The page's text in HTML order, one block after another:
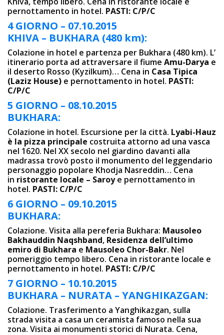
pernottamento in hotel. PASTI: C/P/C
4 GIORNO – 07.10.2015
KHIVA – BUKHARA (480 km):
Colazione in hotel e partenza per Bukhara (480 km). L’
itinerario porta ad attraversare il fiume Amu-Darya e
il deserto Rosso (Kyzilkum)… Cena in Casa Tipica
(Laziz House) e pernottamento in hotel. PASTI:
C/P/C
5 GIORNO – 08.10.2015
BUKHARA:
Colazione in hotel. Escursione per la città. Lyabi-Hauz
è la pizza principale costruita attorno ad una vasca
nel 1620. Nel XX secolo nel giardino davanti alla
madrassa trovò posto il monumento del leggendario
personaggio popolare Khodja Nasreddin… Cena
in ristorante locale – Saroye pernottamento in
hotel. PASTI: C/P/C
6 GIORNO – 09.10.2015
BUKHARA:
Colazione. Visita alla pereferia Bukhara: Mausoleo
Bakhauddin Naqshband, Residenza dell’ultimo
emiro di Bukhara e Mausoleo Chor-Bakr. Nel
pomeriggio tempo libero. Cena in ristorante locale e
pernottamento in hotel. PASTI: C/P/C
7 GIORNO – 10.10.2015
BUKHARA – NURATA – YANGHIKAZGAN:
Colazione. Trasferimento a Yanghikazgan, sulla
strada visita a casa un ceramista famoso nella sua
zona. Visita ai monumenti storici di Nurata. Cena,